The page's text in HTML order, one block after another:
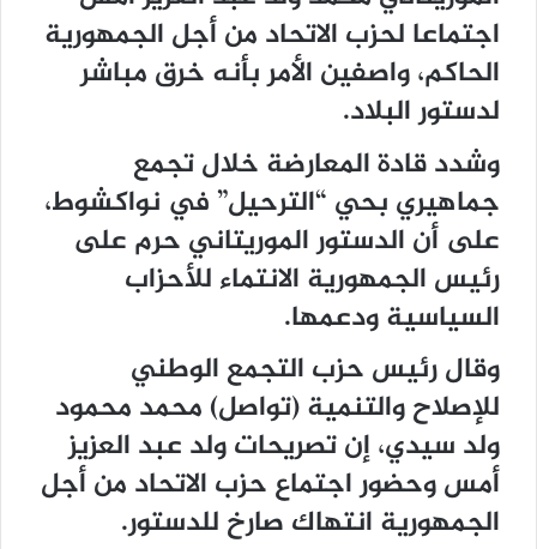
اجتماعا لحزب الاتحاد من أجل الجمهورية
الحاكم، واصفين الأمر بأنه خرق مباشر
لدستور البلاد.
وشدد قادة المعارضة خلال تجمع
جماهيري بحي “الترحيل” في نواكشوط،
على أن الدستور الموريتاني حرم على
رئيس الجمهورية الانتماء للأحزاب
السياسية ودعمها.
وقال رئيس حزب التجمع الوطني
للإصلاح والتنمية (تواصل) محمد محمود
ولد سيدي، إن تصريحات ولد عبد العزيز
أمس وحضور اجتماع حزب الاتحاد من أجل
الجمهورية انتهاك صارخ للدستور.